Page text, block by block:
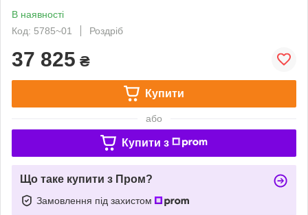
В наявності
Код: 5785~01
Роздріб
37 825 ₴
Купити
або
Купити з
Що таке купити з Пром?
Замовлення під захистом